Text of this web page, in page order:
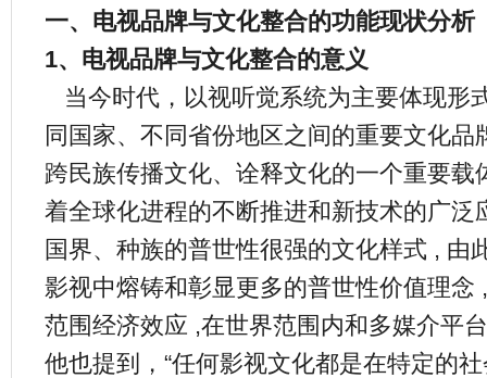
一、电视品牌与文化整合的功能现状分析
1、电视品牌与文化整合的意义
当今时代，以视听觉系统为主要体现形
同国家、不同省份地区之间的重要文化
跨民族传播文化、诠释文化的一个重要载
着全球化进程的不断推进和新技术的广泛
国界、种族的普世性很强的文化样式 , 由
影视中熔铸和彰显更多的普世性价值理念
范围经济效应 ,在世界范围内和多媒介平
他也提到，“任何影视文化都是在特定的